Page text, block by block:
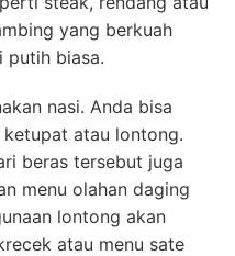
yang berkuah
putih biasa.
nasi. Anda bisa
atau lontong.
beras tersebut juga
menu olahan daging
lontong akan
atau menu sate